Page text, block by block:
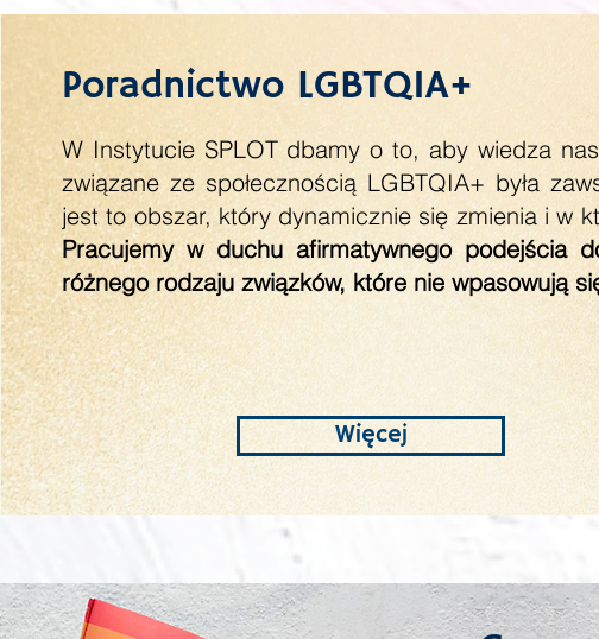
Poradnictwo LGBTQIA+
W Instytucie SPLOT dbamy o to, aby wiedza
związane ze społecznością LGBTQIA+ była
jest to obszar, który dynamicznie się zmienia i w
Pracujemy w duchu afirmatywnego podejścia
różnego rodzaju związków, które nie wpasowują
Więcej